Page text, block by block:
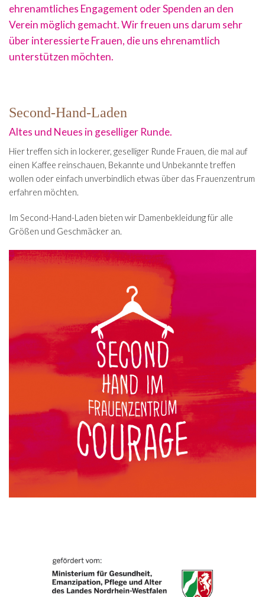
ehrenamtliches Engagement oder Spenden an den
Verein möglich gemacht. Wir freuen uns darum sehr
über interessierte Frauen, die uns ehrenamtlich
unterstützen möchten.
Second-Hand-Laden
Altes und Neues in geselliger Runde.
Hier treffen sich in lockerer, geselliger Runde Frauen, die mal auf
einen Kaffee reinschauen, Bekannte und Unbekannte treffen
wollen oder einfach unverbindlich etwas über das Frauenzentrum
erfahren möchten.
Im Second-Hand-Laden bieten wir Damenbekleidung für alle
Größen und Geschmäcker an.